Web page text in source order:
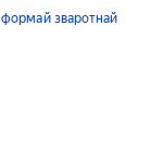
формай зваротнай